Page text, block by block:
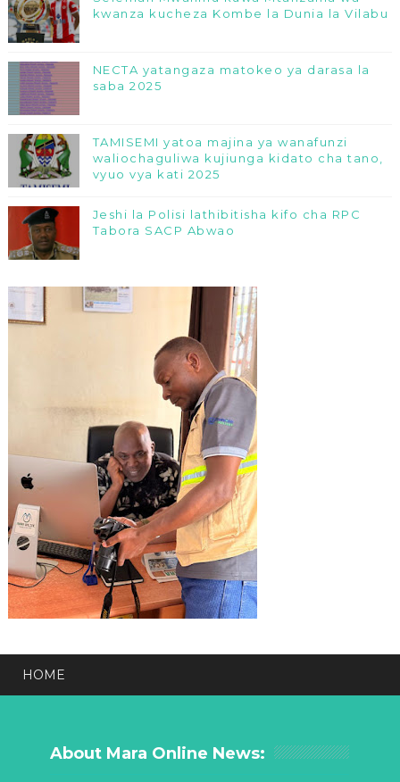
kwanza kucheza Kombe la Dunia la Vilabu
NECTA yatangaza matokeo ya darasa la
saba 2025
TAMISEMI yatoa majina ya wanafunzi
waliochaguliwa kujiunga kidato cha tano,
vyuo vya kati 2025
Jeshi la Polisi lathibitisha kifo cha RPC
Tabora SACP Abwao
HOME
About Mara Online News: